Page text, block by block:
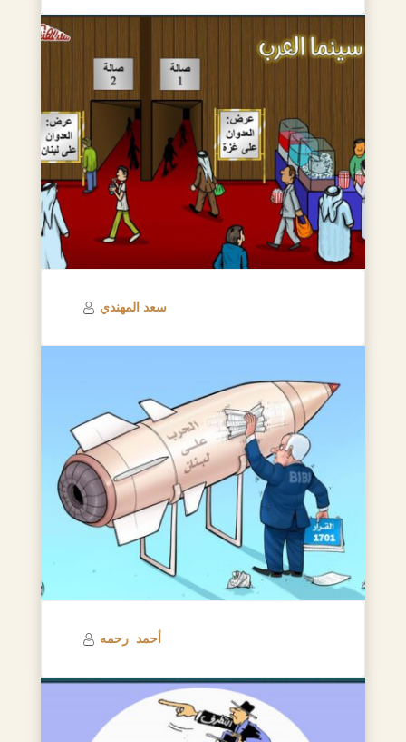
سعد المهندي
أحمد رحمه